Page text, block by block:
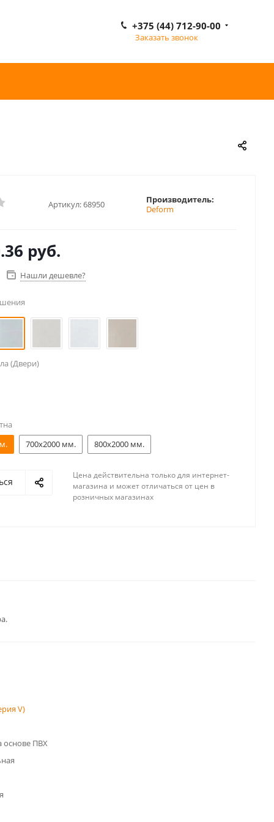
+375 (44) 712-90-00
Заказать звонок
Артикул:68950
Производитель:
Deform
руб.
Нашли дешевле?
(Двери)
700x2000 мм. 800x2000 мм.
Цена действительна только для интернет-
магазина и может отличаться от цен в
розничных магазинах
V)
основе ПВХ